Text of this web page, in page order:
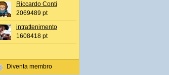
Riccardo Conti
2069489 pt
intrattenimento
1608418 pt
Diventa membro